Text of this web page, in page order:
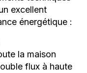
excellent
énergétique :
la maison
flux à haute